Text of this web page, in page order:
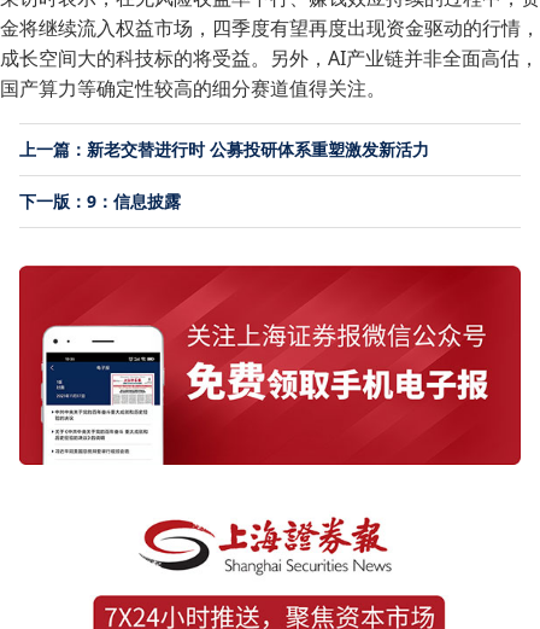
金将继续流入权益市场，四季度有望再度出现资金驱动的行情，
成长空间大的科技标的将受益。另外，AI产业链并非全面高估，
国产算力等确定性较高的细分赛道值得关注。
上一篇：新老交替进行时 公募投研体系重塑激发新活力
下一版：9：信息披露